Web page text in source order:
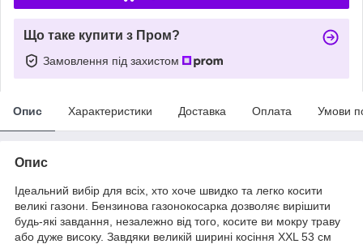
Що таке купити з Пром?
Замовлення під захистом
Опис Характеристики Доставка Оплата Умови
Опис
Ідеальний вибір для всіх, хто хоче швидко та легко косити
великі газони. Бензинова газонокосарка дозволяє вирішити
будь-які завдання, незалежно від того, косите ви мокру траву
або дуже високу. Завдяки великій ширині косіння XXL 53 см